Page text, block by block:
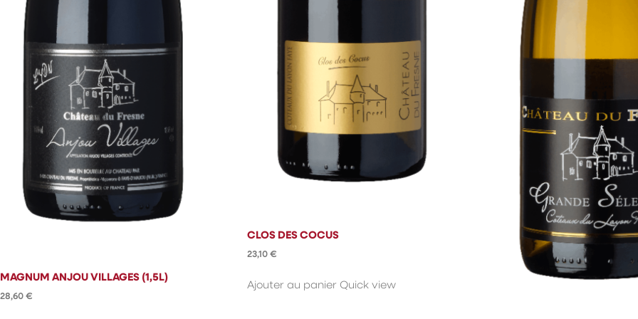
MAGNUM ANJOU VILLAGES (1,5L)
28,60 €
CLOS DES COCUS
23,10€
Ajouter au panier Quick view